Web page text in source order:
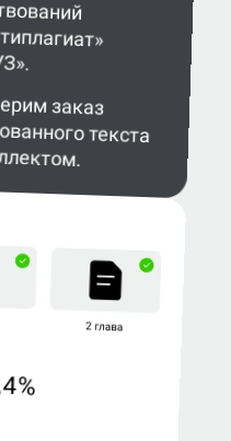
заказ
текста